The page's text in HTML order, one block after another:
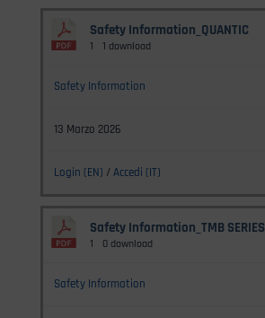
Safety Information_QUANTIC
1 1 download
Safety Information
13 Marzo 2026
Login (EN) /Accedi (IT)
Safety Information_TMB SERIES
1 0 download
Safety Information